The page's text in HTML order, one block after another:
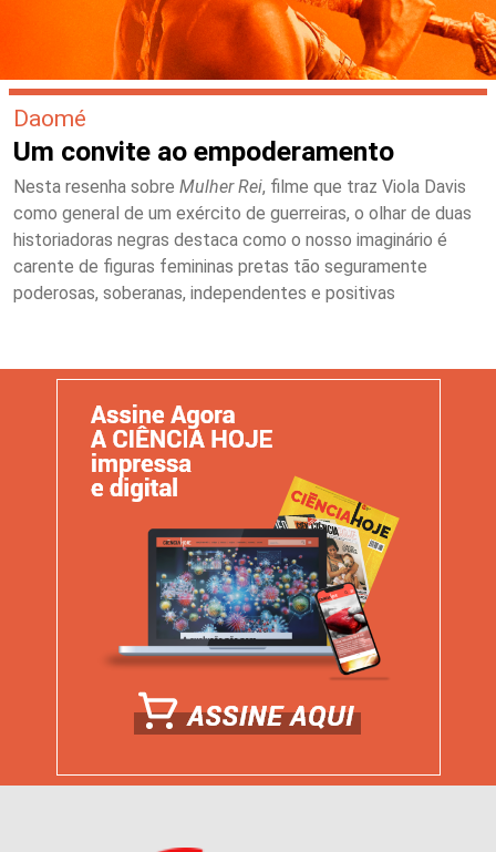
Daomé
Um convite ao empoderamento
Nesta resenha sobre Mulher Rei, filme que traz Viola Davis
como general de um exército de guerreiras, o olhar de duas
historiadoras negras destaca como o nosso imaginário é
carente de figuras femininas pretas tão seguramente
poderosas, soberanas, independentes e positivas